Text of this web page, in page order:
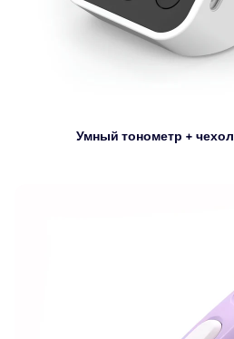
Умный тонометр +